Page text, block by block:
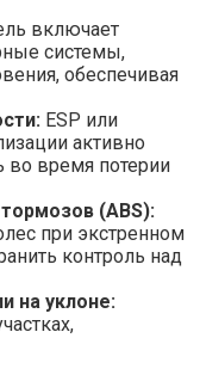
включает
системы,
обеспечивая
ESP или
активно
во время потерии
(ABS):
при экстренном
контроль над
на уклоне: